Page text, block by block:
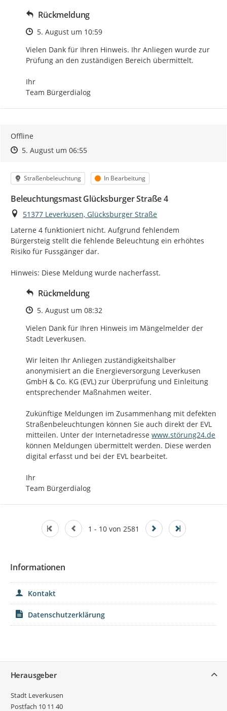
Rückmeldung
Zeitpunkt des Erstellens
5. August um 10:59
Vielen Dank für Ihren Hinweis. Ihr Anliegen wurde zur
Prüfung an den zuständigen Bereich übermittelt.
Ihr
Team Bürgerdialog
Offline
Zeitpunkt des Erstellens
Zeitpunkt des Erstellens
5. August um 06:55Zur Äußerung
Kategorie
Straßenbeleuchtung Status
In Bearbeitung
Beleuchtungsmast Glücksburger Straße 4
Ort
51377 Leverkusen, Glücksburger Straße
Laterne 4 funktioniert nicht. Aufgrund fehlendem
Bürgersteig stellt die fehlende Beleuchtung ein erhöhtes
Risiko für Fussgänger dar.
Hinweis: Diese Meldung wurde nacherfasst.
Rückmeldung
Zeitpunkt des Erstellens
5. August um 08:32
Vielen Dank für Ihren Hinweis im Mängelmelder der
Stadt Leverkusen.
Wir leiten Ihr Anliegen zuständigkeitshalber
anonymisiert an die Energieversorgung Leverkusen
GmbH & Co. KG (EVL) zur Überprüfung und Einleitung
entsprechender Maßnahmen weiter.
Zukünftige Meldungen im Zusammenhang mit defekten
Straßenbeleuchtungen können Sie auch direkt der EVL
mitteilen. Unter der Internetadresse http://
www.störung24.de
können Meldungen übermittelt werden. Diese werden
digital erfasst und bei der EVL bearbeitet.
Ihr
Team Bürgerdialog
1 - 10 von 2581
Informationen
Kontakt
Datenschutzerklärung
Herausgeber
Stadt Leverkusen
Postfach 10 11 40